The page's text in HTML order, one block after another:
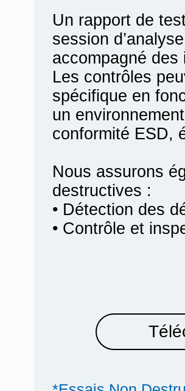
Un rapport de
session
accompagné
Les contrôles
spécifique en
un
conformité ESD,
Nous assurons
destructives :
• Détection des
• Contrôle et